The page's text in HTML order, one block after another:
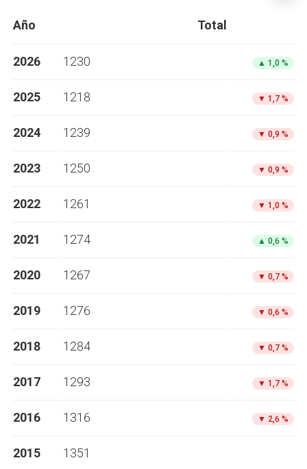
Año Total
2026 1230 ▲ 1,0 %
2025 1218 ▼ 1,7 %
2024 1239 ▼ 0,9 %
2023 1250 ▼ 0,9 %
2022 1261 ▼ 1,0 %
2021 1274 ▲ 0,6 %
2020 1267 ▼ 0,7 %
2019 1276 ▼ 0,6 %
2018 1284 ▼ 0,7 %
2017 1293 ▼ 1,7 %
2016 1316 ▼ 2,6 %
2015 1351